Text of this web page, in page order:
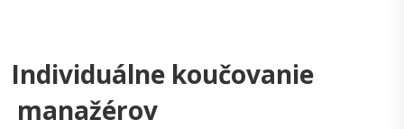
Individuálne koučovanie
manažérov